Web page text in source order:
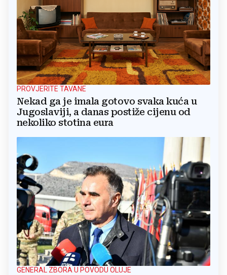
PROVJERITE TAVANE
Nekad ga je imala gotovo svaka kuća u
Jugoslaviji, a danas postiže cijenu od
nekoliko stotina eura
GENERAL ZBORA U POVODU OLUJE